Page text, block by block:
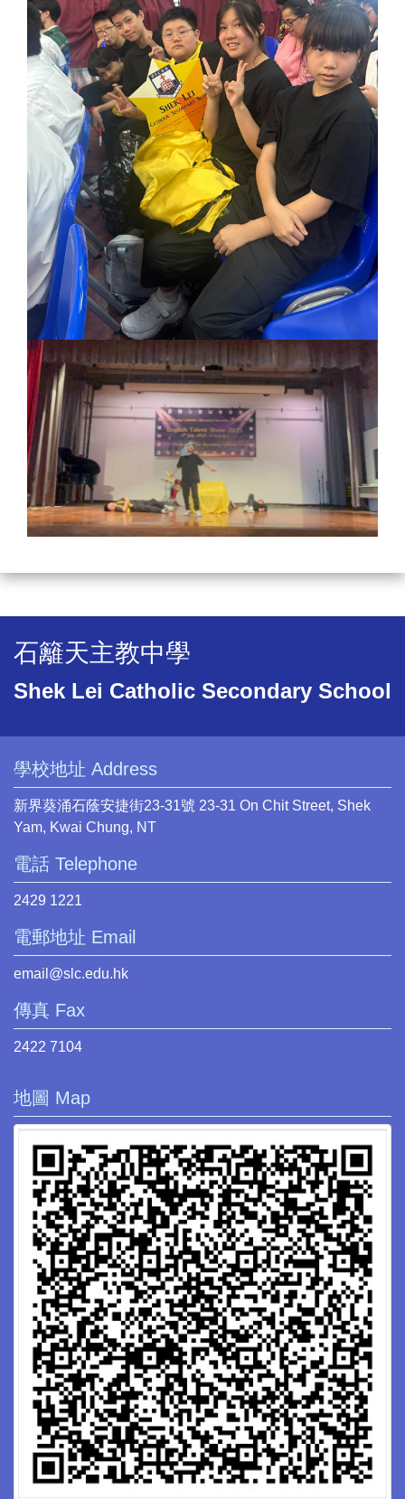
石籬天主教中學
Shek Lei Catholic Secondary School
學校地址 Address
新界葵涌石蔭安捷街23-31號 23-31 On Chit Street, Shek
Yam, Kwai Chung, NT
電話 Telephone
2429 1221
電郵地址 Email
email@slc.edu.hk
傳真 Fax
2422 7104
地圖 Map